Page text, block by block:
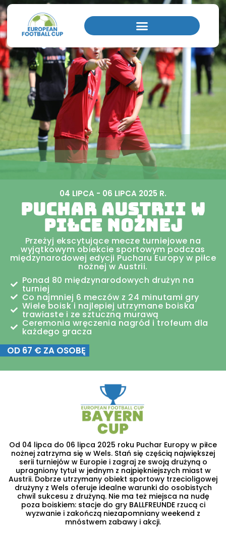
Strona główna Puchar Austrii - Puchar Europy w piłce nożnej Wels
04 LIPCA - 06 LIPCA 2025 R.
Puchar Austrii w
piłce nożnej
Przeżyj ekscytujące mecze turniejowe na
wyjątkowym obiekcie sportowym podczas
międzynarodowej edycji Pucharu Europy w piłce
nożnej w Austrii.
Ponad 80 międzynarodowych drużyn na
turniej
Co najmniej 6 meczów z 24 minutami gry
Wiele boisk i najlepiej utrzymane boiska
trawiaste i ze sztuczną murawą
Ceremonia wręczenia nagród i trofeum dla
każdego gracza
OD 67 € ZA OSOBĘ
Od 04 lipca do 06 lipca 2025 roku Puchar Europy w piłce
nożnej zatrzyma się w Wels. Stań się częścią największej
serii turniejów w Europie i zagraj ze swoją drużyną o
upragniony tytuł w jednym z najpiękniejszych miast w
Austrii. Dobrze utrzymany obiekt sportowy trzecioligowej
drużyny z Wels oferuje idealne warunki do osobistych
chwil sukcesu z drużyną. Nie ma też miejsca na nudę
poza boiskiem: stacje do gry BALLFREUNDE rzucą ci
wyzwanie i zakończą niezapomniany weekend z
mnóstwem zabawy i akcji.